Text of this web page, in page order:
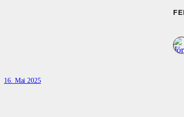
16. Mai 2025